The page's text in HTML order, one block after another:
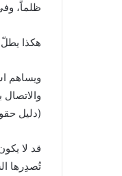
ظلماً،
هكذا يطلّ
ويساهم
(دليل
قد لا
تُصدِرها